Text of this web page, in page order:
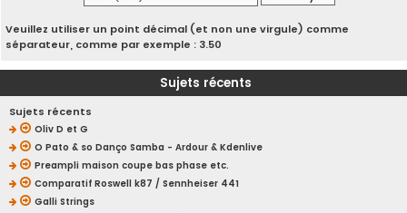
Veuillez utiliser un point décimal (et non une virgule) comme
séparateur, comme par exemple : 3.50
Sujets récents
Sujets récents
Oliv D et G
O Pato & so Danço Samba - Ardour & Kdenlive
Preampli maison coupe bas phase etc.
Comparatif Roswell k87 / Sennheiser 441
Galli Strings